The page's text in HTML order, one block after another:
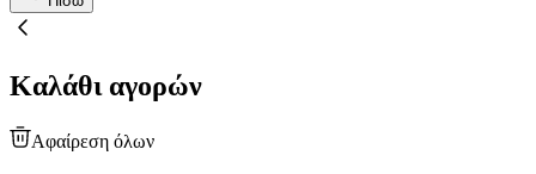
Καλάθι αγορών
Αφαίρεση όλων